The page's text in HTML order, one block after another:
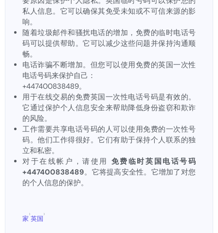
私人信息。它可以确保其免受未知或不可信来源的影
响。
随着垃圾邮件和骚扰电话的增加，免费的临时电话号
码可以提供帮助。它可以减少这些问题并保持沟通顺
畅。
电话诈骗不断增加。但您可以使用免费的英国一次性
电话号码来保护自己：
+447400838489。
用于在线交易的免费英国一次性电话号码是有效的。
它通过保护个人信息安全来帮助降低身份盗窃和欺诈
的风险。
工作需要共享电话号码的人可以使用免费的一次性号
码。他们工作得很好。它们有助于保持个人联系的独
立和私密。
对于在线帐户，请使用 免费临时英国电话号码
+447400838489。它将提高安全性。它增加了对您
的个人信息的保护。
家
›
英国
›